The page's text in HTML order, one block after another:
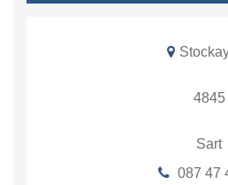
4845
Sart
087 47